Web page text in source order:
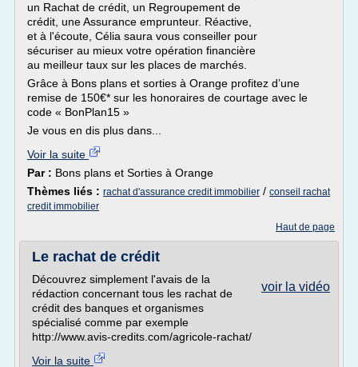
un Rachat de crédit, un Regroupement de
crédit, une Assurance emprunteur. Réactive,
et à l'écoute, Célia saura vous conseiller pour
sécuriser au mieux votre opération financière
au meilleur taux sur les places de marchés.
Grâce à Bons plans et sorties à Orange profitez d’une
remise de 150€* sur les honoraires de courtage avec le
code « BonPlan15 »
Je vous en dis plus dans...
Voir la suite
Par : Bons plans et Sorties à Orange
Thèmes liés : rachat d'assurance credit immobilier / conseil rachat
credit immobilier
Haut de page
Le rachat de crédit
voir la vidéo
Découvrez simplement l'avais de la
rédaction concernant tous les rachat de
crédit des banques et organismes
spécialisé comme par exemple
http://www.avis-credits.com/agricole-rachat/
Voir la suite